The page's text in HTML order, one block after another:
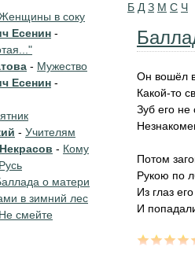
Б Д З М С Ч
Он вошёл
Какой-то
Зуб его не
Потом
Рукою по
Из глаз
И
в соку
Есенин -
- Мужество
Есенин -
- Учителям
- Кому
о матери
в зимний лес
смейте